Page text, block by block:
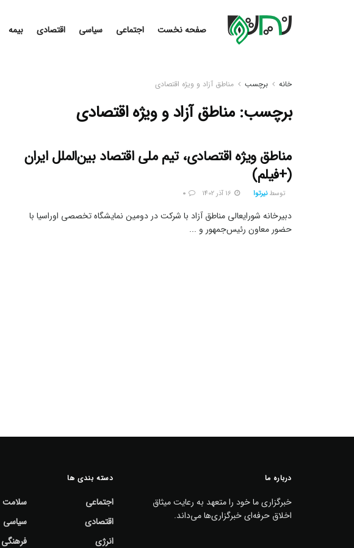
صفحه نخست اجتماعی سیاسی اقتصادی بیمه
خانه برچسب مناطق آزاد و ویژه اقتصادی
برچسب:مناطق آزاد و ویژه اقتصادی
مناطق ویژه اقتصادی، تیم ملی اقتصاد بین‌الملل ایران
(+فیلم)
توسط نیرتوا
دبیرخانه شورایعالی مناطق آزاد با شرکت در دومین نمایشگاه تخصصی اوراسیا با
حضور معاون رئیس‌جمهور و ...
درباره ما
خبرگزاری ما خود را متعهد به رعایت میثاق
اخلاق حرفه‌ای خبرگزاری‌ها می‌داند.
دسته بندی ها
اجتماعی
اقتصادی
انرژی
سلامت
سیاسی
فرهنگی